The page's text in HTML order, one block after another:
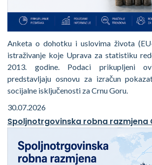
Anketa o dohotku i uslovima života
istraživanje koje Uprava za statistiku
2013. godine. Podaci prikupljeni
predstavljaju osnovu za izračun
socijalne isključenosti za Crnu Goru.
30.07.2026
Spoljnotrgovinska robna razmjena